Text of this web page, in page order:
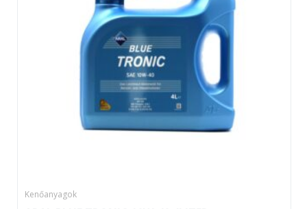
Kenőanyagok